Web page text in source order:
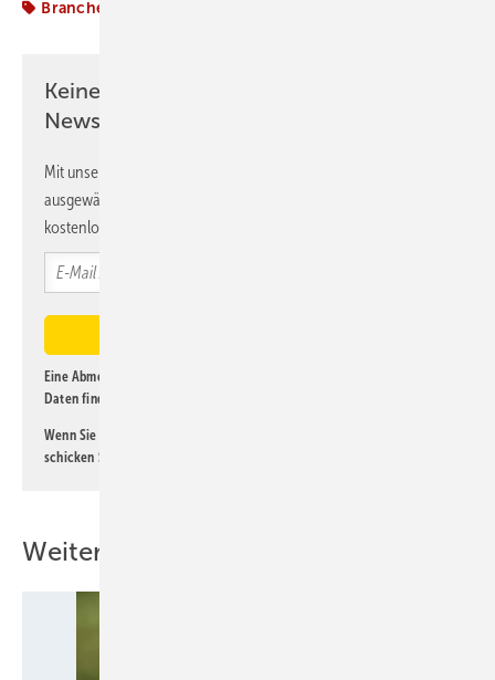
Branche
Keine Zeit? Kein Problem mit dem K&L
Newsletter!
Mit unserem Newsletter erhalten Sie regelmäßig von uns
ausgewählte Informationen und Neuigkeiten, gebündelt und
kostenlos direkt ins Postfach.
Eine Abmeldung ist jederzeit möglich. Informationen zum Umgang mit
Daten finden Sie auch in unserer
Wenn Sie selbst eine interessante Meldung beitragen möchten, so
schicken Sie diese bitte an
Weitere Inhalte